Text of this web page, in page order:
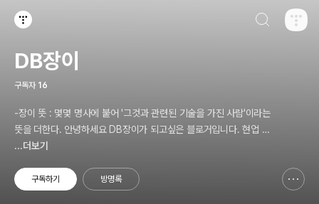
DB장이
구독자 16
-장이 뜻 : 몇몇 명사에 붙어 '그것과 관련된 기술을 가진 사람'이라는
뜻을 더한다. 안녕하세요 DB장이가 되고싶은 블로거입니다. 현업 D
BA입니다. 1일 1포스팅을 목표로 포스팅하겠습니다.
...더보기
구독하기 방명록